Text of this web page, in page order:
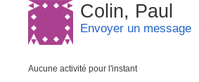
Colin, Paul
Envoyer un message
Aucune activité pour l'instant